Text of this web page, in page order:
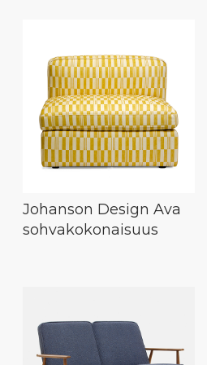
Johanson Design Ava
sohvakokonaisuus